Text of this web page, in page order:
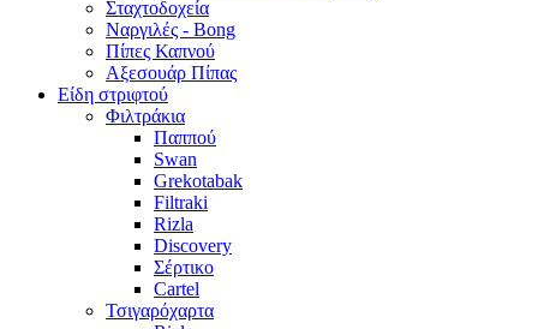
Σταχτοδοχεία
Ναργιλές - Bong
Πίπες Καπνού
Αξεσουάρ Πίπας
Είδη στριφτού
Φιλτράκια
Παππού
Swan
Grekotabak
Filtraki
Rizla
Discovery
Σέρτικο
Cartel
Τσιγαρόχαρτα